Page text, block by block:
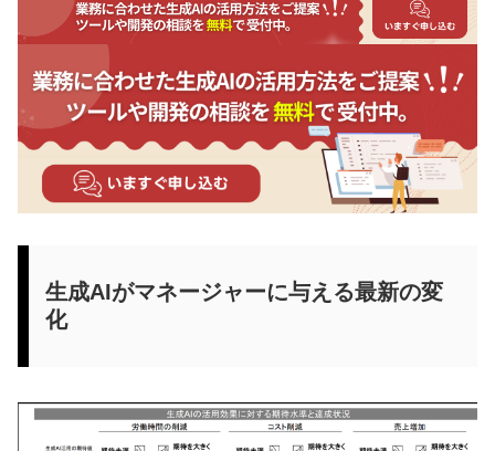
生成AIがマネージャーに与える最新の変
化